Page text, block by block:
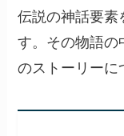
伝説の神話要素
す。その物語の
のストーリーに